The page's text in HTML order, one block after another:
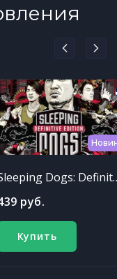
Sleeping
руб.
Купить